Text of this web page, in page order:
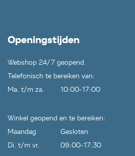
Openingstijden
Webshop 24/7 geopend.
Telefonisch te bereiken van:
Ma. t/m za.
10:00-17:00
Winkel geopend en te bereiken:
Maandag
Gesloten
Di. t/m vr.
09:00-17:30